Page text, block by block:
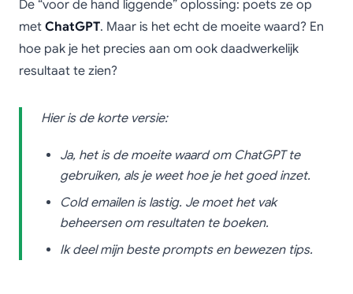
De “voor de hand liggende” oplossing: poets ze op
met ChatGPT. Maar is het echt de moeite waard? En
hoe pak je het precies aan om ook daadwerkelijk
resultaat te zien?
Hier is de korte versie:
Ja, het is de moeite waard om ChatGPT te
gebruiken, als je weet hoe je het goed inzet.
Cold emailen is lastig. Je moet het vak
beheersen om resultaten te boeken.
Ik deel mijn beste prompts en bewezen tips.